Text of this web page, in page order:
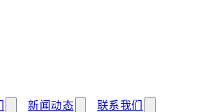
新闻动态 联系我们